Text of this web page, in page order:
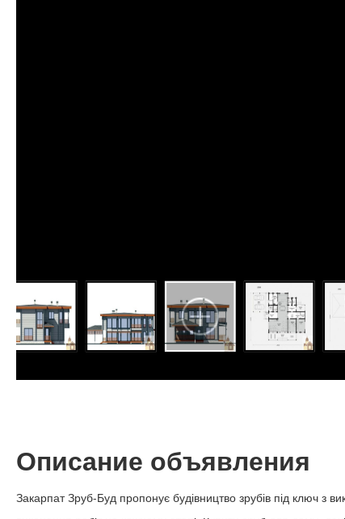
Описание объявления
Закарпат Зруб-Буд пропонує будівництво зрубів під ключ з